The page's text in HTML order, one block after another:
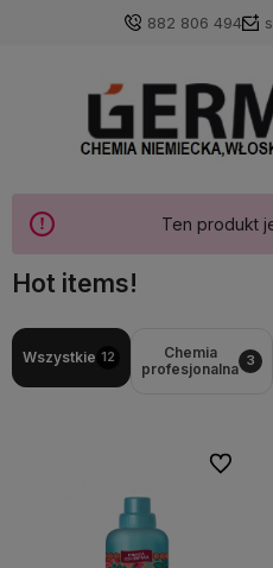
882 806 494
Ten produkt
Hot items!
Wszystkie 12
Chemia
profesjonalna 3
Do